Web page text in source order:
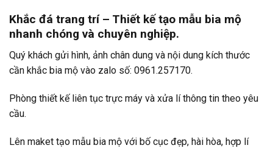
Khắc đá trang trí – Thiết kế tạo mẫu bia mộ
nhanh chóng và chuyên nghiệp.
Quý khách gửi hình, ảnh chân dung và nội dung kích thước
cần khắc bia mộ vào zalo số: 0961.257170.
Phòng thiết kế liên tục trực máy và xửa lí thông tin theo yêu
cầu.
Lên maket tạo mẫu bia mộ với bố cục đẹp, hài hòa, hợp lí